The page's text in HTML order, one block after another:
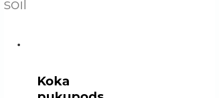
soil
Koka